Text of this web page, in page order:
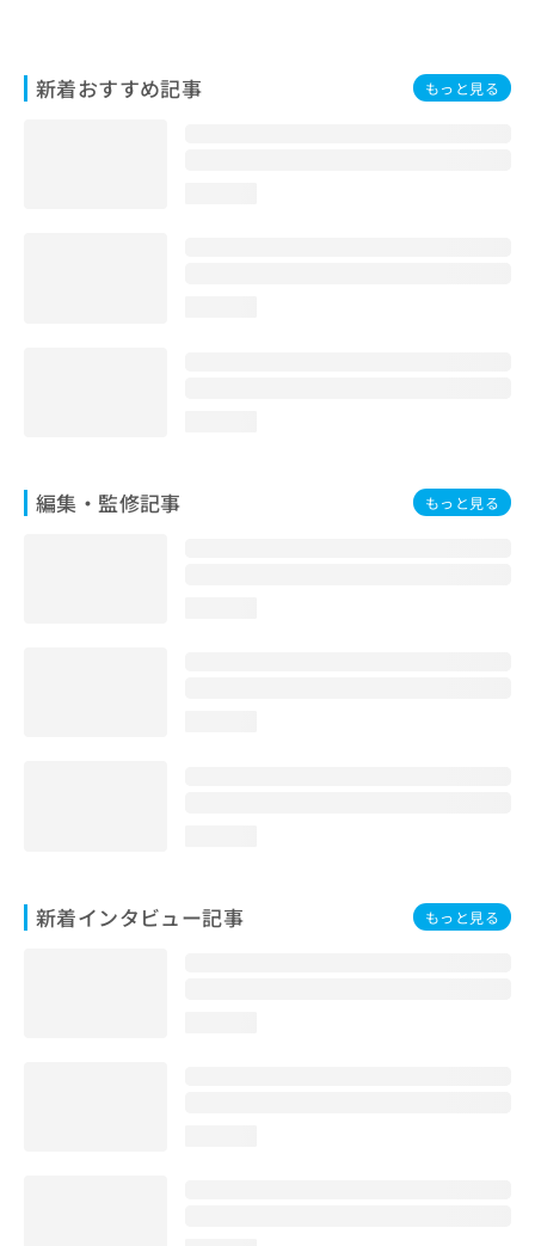
新着おすすめ記事 もっと見る
編集・監修記事 もっと見る
新着インタビュー記事 もっと見る
合